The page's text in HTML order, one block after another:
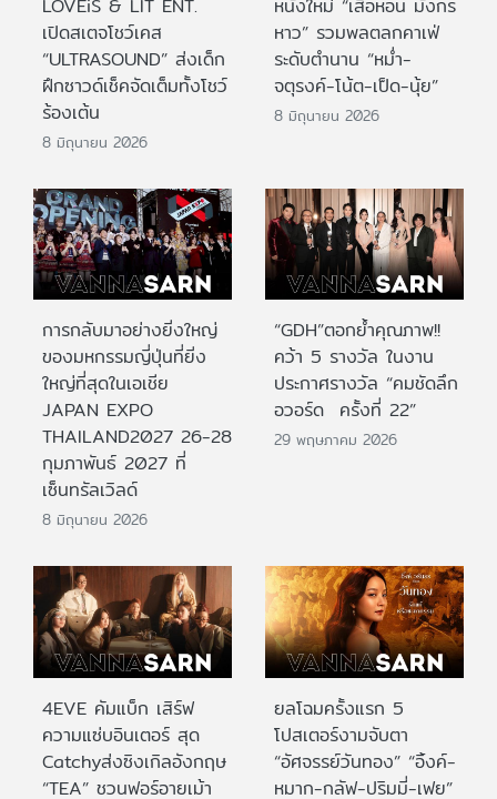
LOVEiS & LIT ENT.
เปิดสเตจโชว์เคส
“ULTRASOUND” ส่งเด็ก
ฝึกซาวด์เช็คจัดเต็มทั้งโชว์
ร้องเต้น
8 มิถุนายน 2026
หนังใหม่ “เสือหอน มังกร
หาว” รวมพลตลกคาเฟ่
ระดับตำนาน “หม่ำ-
จตุรงค์-โน้ต-เป็ด-นุ้ย”
8 มิถุนายน 2026
การกลับมาอย่างยิ่งใหญ่
ของมหกรรมญี่ปุ่นที่ยิ่ง
ใหญ่ที่สุดในเอเชีย
JAPAN EXPO
THAILAND2027 26-28
กุมภาพันธ์ 2027 ที่
เซ็นทรัลเวิลด์
8 มิถุนายน 2026
“GDH”ตอกย้ำคุณภาพ!!
คว้า 5 รางวัล ในงาน
ประกาศรางวัล “คมชัดลึก
อวอร์ด ครั้งที่ 22”
29 พฤษภาคม 2026
4EVE คัมแบ็ก เสิร์ฟ
ความแซ่บอินเตอร์ สุด
Catchyส่งซิงเกิลอังกฤษ
“TEA” ชวนฟอร์อายเม้า
ยลโฉมครั้งแรก 5
โปสเตอร์งามจับตา
“อัศจรรย์วันทอง” “อิ้งค์-
หมาก-กลัฟ-ปริมมี่-เฟย”